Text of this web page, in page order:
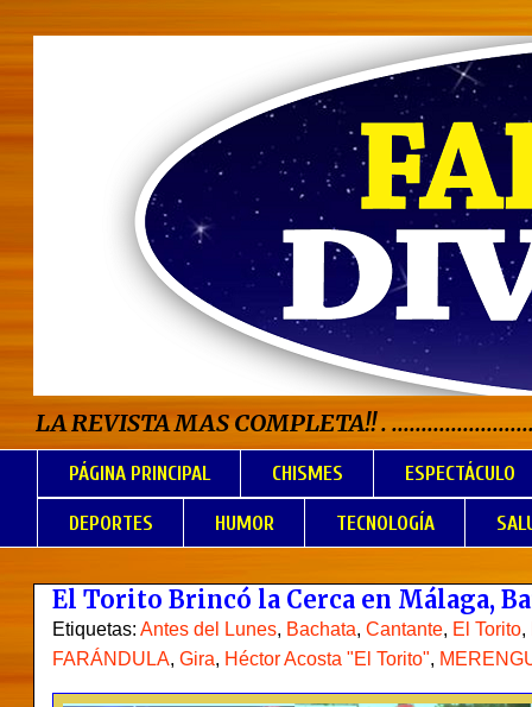
LA REVISTA MAS COMPLETA!! .
PÁGINA PRINCIPAL CHISMES ESPECTÁCULO
DEPORTES HUMOR TECNOLOGÍA
El Torito Brincó la Cerca en Málaga,
Etiquetas: Antes del Lunes, Bachata, Cantante, El Torito,
FARÁNDULA, Gira, Héctor Acosta "El Torito",